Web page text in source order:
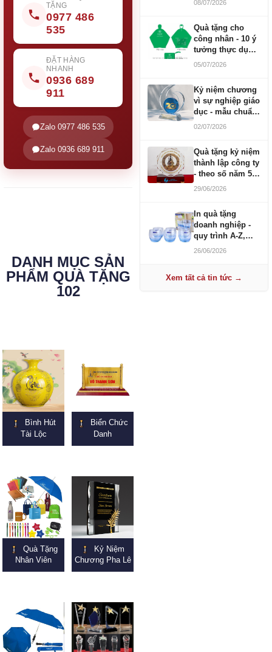
TẶNG
0977 486
535
ĐẶT HÀNG
NHANH
0936 689
911
Zalo 0977 486 535
Zalo 0936 689 911
DANH MỤC SẢN
PHẨM QUÀ TẶNG
102
Bình Hút
Tài Lộc
Biển Chức
Danh
Quà Tặng
Nhân Viên
Kỷ Niệm
Chương Pha Lê
08/07/2026
Quà tặng cho
công nhân - 10 ý
tưởng thực dụng
ngân sách 100-
05/07/2026
Kỷ niệm chương
vì sự nghiệp giáo
dục - mẫu chuẩn
2026
02/07/2026
Quà tặng kỷ niệm
thành lập công ty
- theo số năm 5,
10, 20, 30, 50
29/06/2026
In quà tặng
doanh nghiệp -
quy trình A-Z,
báo giá và thời
26/06/2026
Xem tất cả tin tức →